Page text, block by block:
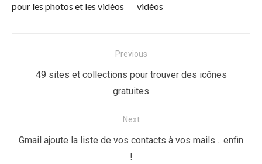
pour les photos et les vidéos
vidéos
Previous
Previous
49 sites et collections pour trouver des icônes
gratuites
Next
Next
Gmail ajoute la liste de vos contacts à vos mails… enfin
!